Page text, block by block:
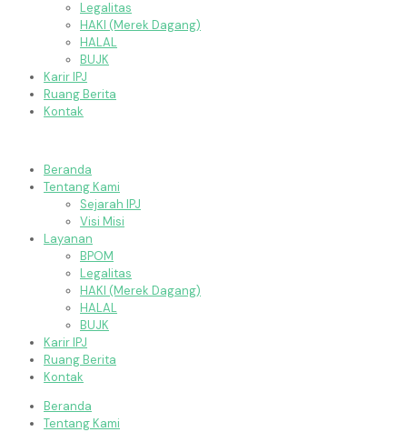
Legalitas
HAKI (Merek Dagang)
HALAL
BUJK
Karir IPJ
Ruang Berita
Kontak
Beranda
Tentang Kami
Sejarah IPJ
Visi Misi
Layanan
BPOM
Legalitas
HAKI (Merek Dagang)
HALAL
BUJK
Karir IPJ
Ruang Berita
Kontak
Beranda
Tentang Kami